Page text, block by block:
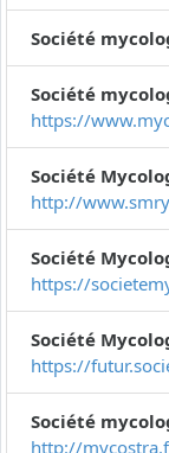
Société
Société
https://
Société
http://
Société
https://
Société
https://
Société
http://